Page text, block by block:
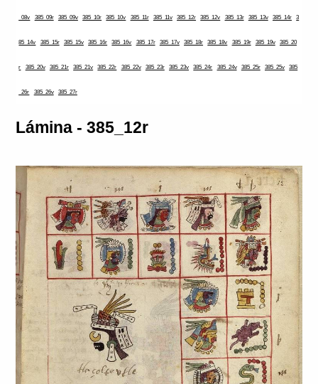
_08v 385_09r 385_09v 385_10r 385_10v 385_11r 385_11v 385_12r 385_12v 385_13r 385_13v 385_14r 3
85_14v 385_15r 385_15v 385_16r 385_16v 385_17r 385_17v 385_18r 385_18v 385_19r 385_19v 385_20
r 385_20v 385_21r 385_21v 385_22r 385_22v 385_23r 385_23v 385_24r 385_24v 385_25r 385_25v 385
_26r 385_26v 385_27r
Lámina - 385_12r